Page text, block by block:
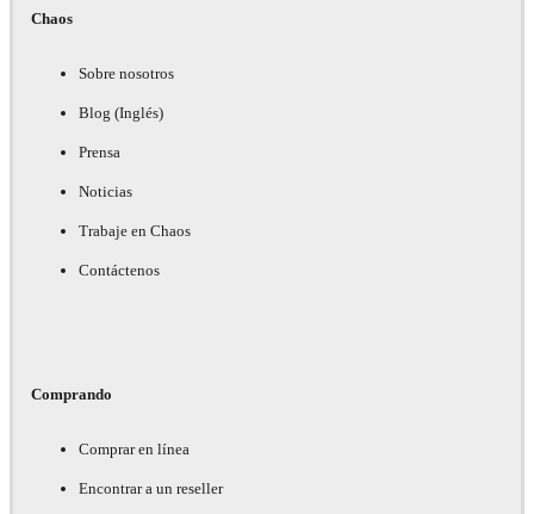
Chaos
Sobre nosotros
Blog (Inglés)
Prensa
Noticias
Trabaje en Chaos
Contáctenos
Comprando
Comprar en línea
Encontrar a un reseller